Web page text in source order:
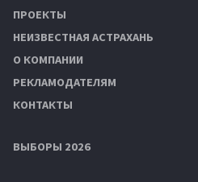
ПРОЕКТЫ
НЕИЗВЕСТНАЯ АСТРАХАНЬ
О КОМПАНИИ
РЕКЛАМОДАТЕЛЯМ
КОНТАКТЫ
ВЫБОРЫ 2026